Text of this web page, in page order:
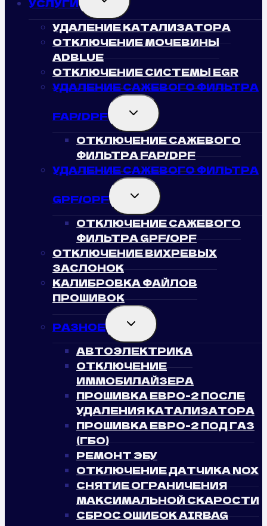
CHILD
MENU
УДАЛЕНИЕ КАТАЛИЗАТОРА
ОТКЛЮЧЕНИЕ МОЧЕВИНЫ
ADBLUE
ОТКЛЮЧЕНИЕ СИСТЕМЫ EGR
УДАЛЕНИЕ САЖЕВОГО ФИЛЬТРА
FAP/DPF TOGGLE
CHILD
MENU
ОТКЛЮЧЕНИЕ САЖЕВОГО
ФИЛЬТРА FAP/DPF
УДАЛЕНИЕ САЖЕВОГО ФИЛЬТРА
GPF/OPF TOGGLE
CHILD
MENU
ОТКЛЮЧЕНИЕ САЖЕВОГО
ФИЛЬТРА GPF/OPF
ОТКЛЮЧЕНИЕ ВИХРЕВЫХ
ЗАСЛОНОК
КАЛИБРОВКА ФАЙЛОВ
ПРОШИВОК
РАЗНОЕ TOGGLE
CHILD
MENU
АВТОЭЛЕКТРИКА
ОТКЛЮЧЕНИЕ
ИММОБИЛАЙЗЕРА
ПРОШИВКА ЕВРО-2 ПОСЛЕ
УДАЛЕНИЯ КАТАЛИЗАТОРА
ПРОШИВКА ЕВРО-2 ПОД ГАЗ
(ГБО)
РЕМОНТ ЭБУ
ОТКЛЮЧЕНИЕ ДАТЧИКА NOX
СНЯТИЕ ОГРАНИЧЕНИЯ
МАКСИМАЛЬНОЙ СКАРОСТИ
СБРОС ОШИБОК AIRBAG